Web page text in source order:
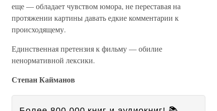
еще — обладает чувством юмора, не переставая на
протяжении картины давать едкие комментарии к
происходящему.
Единственная претензия к фильму — обилие
ненормативной лексики.
Степан Кайманов